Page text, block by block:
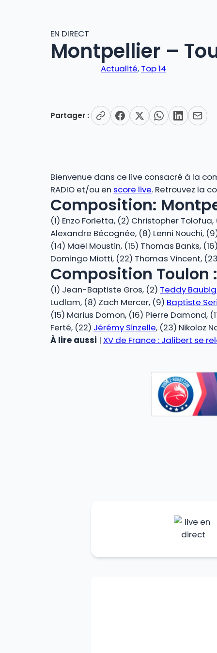
EN DIRECT
Montpellier –
Actualité, Top 14
Partager :
Bienvenue dans ce live consacré à la
RADIO et/ou en score live. Retrouvez la
Composition:
(1) Enzo Forletta, (2) Christopher
Alexandre Bécognée, (8) Lenni Nouchi,
(14) Maël Moustin, (15) Thomas Banks,
Domingo Miotti, (22) Thomas Vincent,
Composition Toulon :
(1) Jean-Baptiste Gros, (2) Teddy
Ludlam, (8) Zach Mercer, (9) Baptiste
(15) Marius Domon, (16) Pierre Damond,
Ferté, (22) Jérémy Sinzelle, (23) Nikoloz
À lire aussi | XV de France : Jalibert se